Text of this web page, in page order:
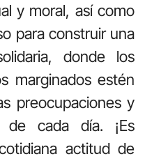
y moral, así como
para construir una
donde los
marginados estén
preocupaciones y
de cada día. ¡Es
actitud de